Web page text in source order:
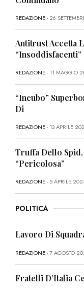
REDAZIONE- 26
Antitrust Accetta
“Insoddisfacenti”
REDAZIONE- 11 MAGGIO
“Incubo”
Di
REDAZIONE- 13 APRILE
Truffa Dello
“Pericolosa”
REDAZIONE- 5 APRILE
POLITICA
Lavoro Di
REDAZIONE- 7 AGOSTO
Fratelli D’Italia